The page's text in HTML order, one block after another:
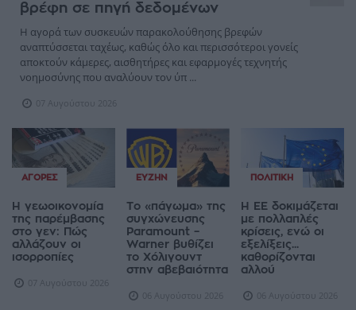
βρέφη σε πηγή δεδομένων
Η αγορά των συσκευών παρακολούθησης βρεφών
αναπτύσσεται ταχέως, καθώς όλο και περισσότεροι γονείς
αποκτούν κάμερες, αισθητήρες και εφαρμογές τεχνητής
νοημοσύνης που αναλύουν τον ύπ ...
07 Αυγούστου 2026
ΑΓΟΡΈΣ
Η γεωοικονομία
της παρέμβασης
στο γεν: Πώς
αλλάζουν οι
ισορροπίες
07 Αυγούστου 2026
ΕΥΖΗΝ
Το «πάγωμα» της
συγχώνευσης
Paramount –
Warner βυθίζει
το Χόλιγουντ
στην αβεβαιότητα
06 Αυγούστου 2026
ΠΟΛΙΤΙΚΉ
Η ΕΕ δοκιμάζεται
με πολλαπλές
κρίσεις, ενώ οι
εξελίξεις...
καθορίζονται
αλλού
06 Αυγούστου 2026